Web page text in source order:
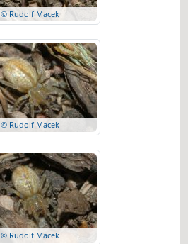
© Rudolf Macek
© Rudolf Macek
© Rudolf Macek